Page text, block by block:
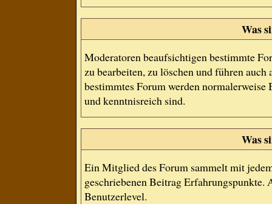
Was
Moderatoren beaufsichtigen bestimmte
zu bearbeiten, zu löschen und führen
bestimmtes Forum werden
und kenntnisreich sind.
Was
Ein Mitglied des Forum sammelt mit
geschriebenen Beitrag Erfahrungspunkte.
Benutzerlevel.